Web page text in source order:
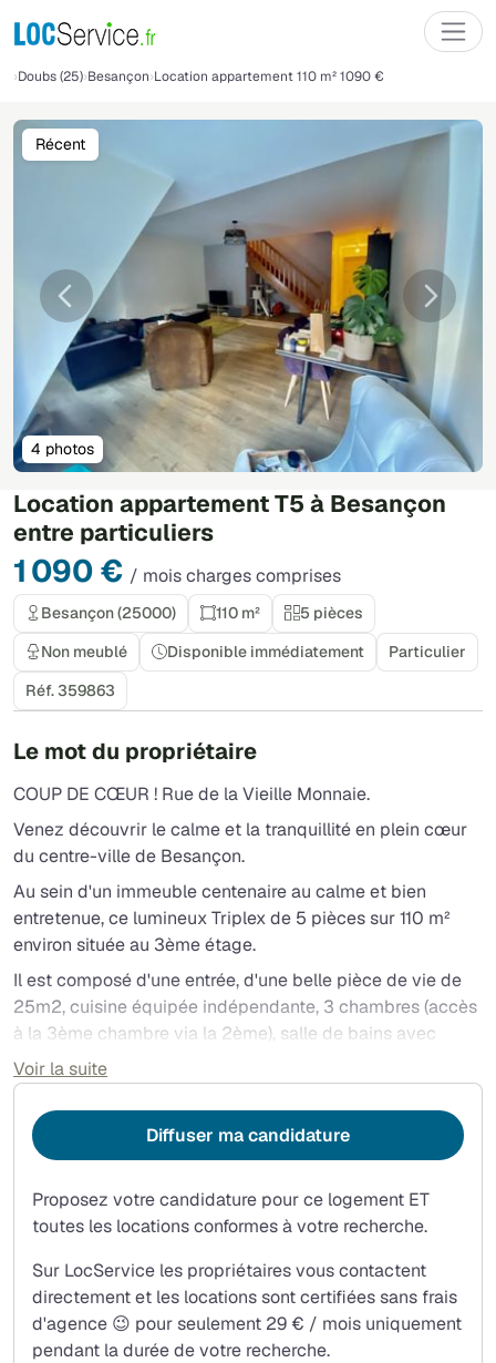
Doubs (25) Besançon Location appartement 110 m² 1090 €
Location appartement T5 à Besançon
entre particuliers
1 090 € / mois charges comprises
Précédente
4 photos
Récent
Besançon (25000) 110 m²
5 pièces
Non meublé
Disponible immédiatement
Particulier
Réf. 359863
Le mot du propriétaire
COUP DE CŒUR ! Rue de la Vieille Monnaie.
Venez découvrir le calme et la tranquillité en plein cœur
du centre-ville de Besançon.
Au sein d'un immeuble centenaire au calme et bien
entretenue, ce lumineux Triplex de 5 pièces sur 110 m²
environ située au 3ème étage.
Il est composé d'une entrée, d'une belle pièce de vie de
25m2, cuisine équipée indépendante, 3 chambres (accès
à la 3ème chambre via la 2ème), salle de bains avec
douche, wc, sèche-serviettes et un 2ème WC.
Nombreux rangements et placards.
Plan disponible sur demande.
Chauffage gaz de ville (chaudière récente Leblanc avec
Annexes :
Cour intérieure.
Commodités :
Proximité Faculté, théâtre, espaces verts de la gare d'eau,
commerces...
Voir la suite
Proposez votre candidature pour ce logement ET
toutes les locations conformes à votre recherche.
Sur LocService les propriétaires vous contactent
directement et les locations sont certifiées sans frais
d'agence 😉 pour seulement 29 € / mois uniquement
pendant la durée de votre recherche.
Diffuser ma candidature